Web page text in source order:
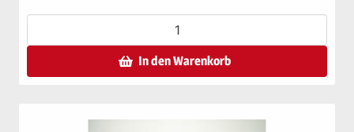
In den Warenkorb